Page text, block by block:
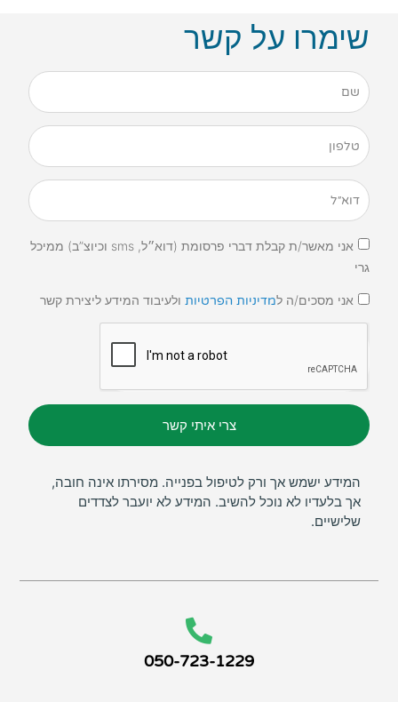
שימרו על קשר
אני מאשר/ת קבלת דברי פרסומת (דוא״ל, sms וכיוצ”ב) ממיכל
גרי
אני מסכים/ה למדיניות הפרטיות ולעיבוד המידע ליצירת קשר
צרי איתי קשר
המידע ישמש אך ורק לטיפול בפנייה. מסירתו אינה חובה,
אך בלעדיו לא נוכל להשיב. המידע לא יועבר לצדדים
שלישיים.
050-723-1229